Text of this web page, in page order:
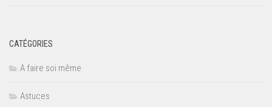
CATÉGORIES
A faire soi même
Astuces